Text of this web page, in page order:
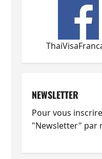
NEWSLETTER
Pour vous
"Newsletter" par